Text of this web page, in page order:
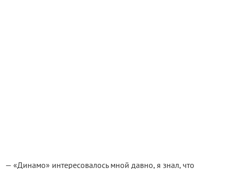
— «Динамо» интересовалось мной давно, я знал, что